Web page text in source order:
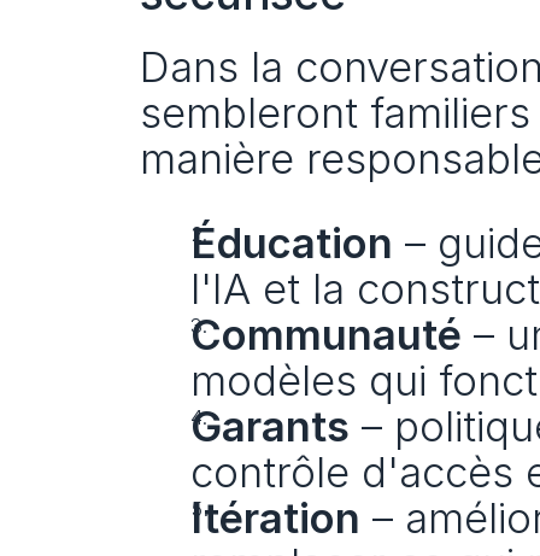
Dans la
sembleront
manière
Éducation –
l'IA et la
Communauté –
modèles qui
Garants –
contrôle d'accès
Itération –